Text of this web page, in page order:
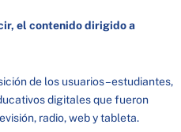
el contenido dirigido a
de los usuarios –estudiantes,
digitales que fueron
radio, web y tableta.